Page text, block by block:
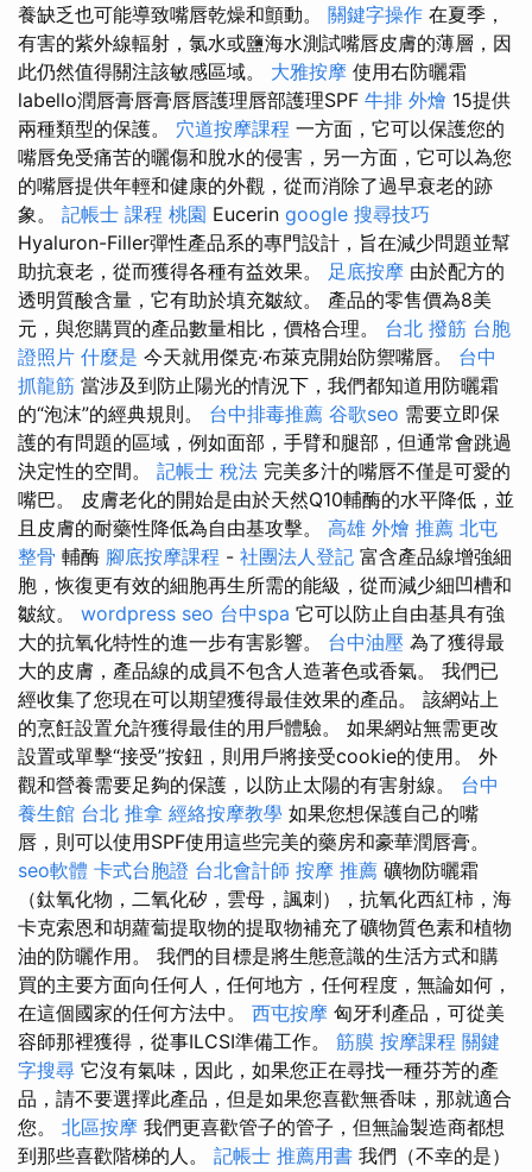
養缺乏也可能導致嘴唇乾燥和顫動。 關鍵字操作 在夏季，
有害的紫外線輻射，氯水或鹽海水測試嘴唇皮膚的薄層，因
此仍然值得關注該敏感區域。 大雅按摩 使用右防曬霜
labello潤唇膏唇膏唇唇護理唇部護理SPF 牛排 外燴 15提供
兩種類型的保護。 穴道按摩課程 一方面，它可以保護您的
嘴唇免受痛苦的曬傷和脫水的侵害，另一方面，它可以為您
的嘴唇提供年輕和健康的外觀，從而消除了過早衰老的跡
象。 記帳士 課程 桃園 Eucerin google 搜尋技巧
Hyaluron-Filler彈性產品系的專門設計，旨在減少問題並幫
助抗衰老，從而獲得各種有益效果。 足底按摩 由於配方的
透明質酸含量，它有助於填充皺紋。 產品的零售價為8美
元，與您購買的產品數量相比，價格合理。 台北 撥筋 台胞
證照片 什麼是 今天就用傑克·布萊克開始防禦嘴唇。 台中
抓龍筋 當涉及到防止陽光的情況下，我們都知道用防曬霜
的“泡沫”的經典規則。 台中排毒推薦 谷歌seo 需要立即保
護的有問題的區域，例如面部，手臂和腿部，但通常會跳過
決定性的空間。 記帳士 稅法 完美多汁的嘴唇不僅是可愛的
嘴巴。 皮膚老化的開始是由於天然Q10輔酶的水平降低，並
且皮膚的耐藥性降低為自由基攻擊。 高雄 外燴 推薦 北屯
整骨 輔酶 腳底按摩課程 - 社團法人登記 富含產品線增強細
胞，恢復更有效的細胞再生所需的能級，從而減少細凹槽和
皺紋。 wordpress seo 台中spa 它可以防止自由基具有強
大的抗氧化特性的進一步有害影響。 台中油壓 為了獲得最
大的皮膚，產品線的成員不包含人造著色或香氣。 我們已
經收集了您現在可以期望獲得最佳效果的產品。 該網站上
的烹飪設置允許獲得最佳的用戶體驗。 如果網站無需更改
設置或單擊“接受”按鈕，則用戶將接受cookie的使用。 外
觀和營養需要足夠的保護，以防止太陽的有害射線。 台中
養生館 台北 推拿 經絡按摩教學 如果您想保護自己的嘴
唇，則可以使用SPF使用這些完美的藥房和豪華潤唇膏。
seo軟體 卡式台胞證 台北會計師 按摩 推薦 礦物防曬霜
（鈦氧化物，二氧化矽，雲母，諷刺），抗氧化西紅柿，海
卡克索恩和胡蘿蔔提取物的提取物補充了礦物質色素和植物
油的防曬作用。 我們的目標是將生態意識的生活方式和購
買的主要方面向任何人，任何地方，任何程度，無論如何，
在這個國家的任何方法中。 西屯按摩 匈牙利產品，可從美
容師那裡獲得，從事ILCSI準備工作。 筋膜 按摩課程 關鍵
字搜尋 它沒有氣味，因此，如果您正在尋找一種芬芳的產
品，請不要選擇此產品，但是如果您喜歡無香味，那就適合
您。 北區按摩 我們更喜歡管子的管子，但無論製造商都想
到那些喜歡階梯的人。 記帳士 推薦用書 我們（不幸的是）